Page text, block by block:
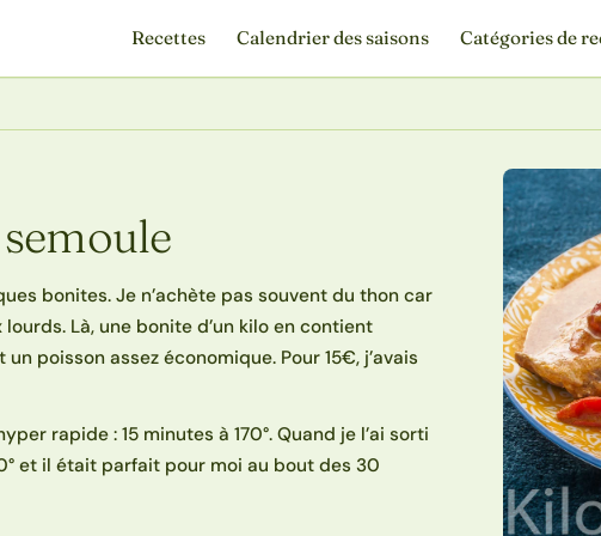
Recettes Calendrier des saisons Catégories de
bonites. Je n’achète pas souvent du thon car
Là, une bonite d’un kilo en contient
poisson assez économique. Pour 15€, j’avais
rapide : 15 minutes à 170°. Quand je l’ai sorti
et il était parfait pour moi au bout des 30